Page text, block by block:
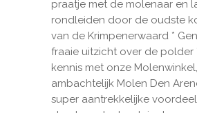
praatje met de molenaar en
rondleiden door de oudste
van de Krimpenerwaard *
fraaie uitzicht over de polder
kennis met onze
ambachtelijk Molen Den
super aantrekkelijke